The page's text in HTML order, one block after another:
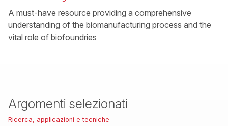
A must-have resource providing a comprehensive
understanding of the biomanufacturing process and the
vital role of biofoundries
Argomenti selezionati
Ricerca, applicazioni e tecniche